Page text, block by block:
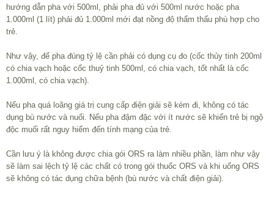
hướng dẫn pha với 500ml, phải pha đủ với 500ml nước hoặc pha
1.000ml (1 lít) phải đủ 1.000ml mới đạt nồng độ thẩm thấu phù hợp cho
trẻ.
Như vậy, để pha đúng tỷ lệ cần phải có dụng cụ đo (cốc thủy tinh 200ml
có chia vạch hoặc cốc thuỷ tinh 500ml, có chia vạch, tốt nhất là cốc
1.000ml, có chia vạch).
Nếu pha quá loãng giá trị cung cấp điện giải sẽ kém đi, không có tác
dụng bù nước và nuối. Nếu pha đậm đặc với ít nước sẽ khiến trẻ bị ngộ
độc muối rất nguy hiểm đến tính mạng của trẻ.
Cần lưu ý là không được chia gói ORS ra làm nhiều phần, làm như vậy
sẽ làm sai lệch tỷ lệ các chất có trong gói thuốc ORS và khi uống ORS
sẽ không có tác dụng chữa bệnh (bù nước và chất điện giải).